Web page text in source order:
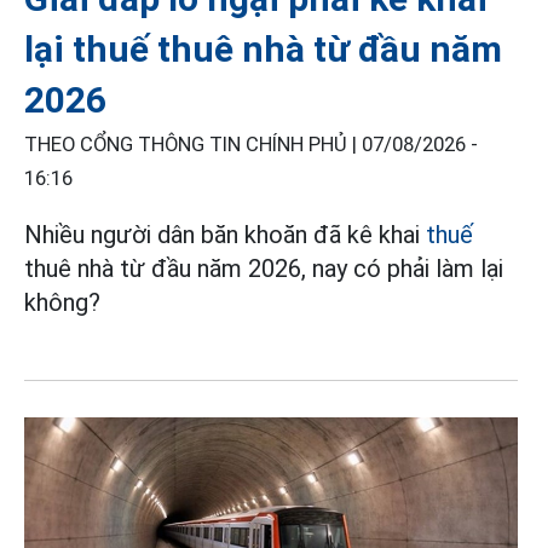
lại thuế thuê nhà từ đầu năm
2026
THEO CỔNG THÔNG TIN CHÍNH PHỦ | 07/08/2026 -
16:16
Nhiều người dân băn khoăn đã kê khai thuế
thuê nhà từ đầu năm 2026, nay có phải làm lại
không?